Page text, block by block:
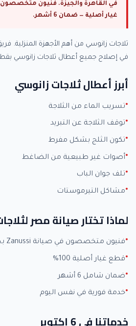
غيار أصلية — ضمان 6 أشهر.
ثلاجات زانوسي من أهم الأجهزة
في إصلاح جميع أعطال ثلاجات زانوسي
أبرز أعطال ثلاجات زانوسي
تسريب الماء من الثلاجة
توقف الثلاجة عن التبريد
تكون الثلج بشكل مفرط
أصوات غير طبيعية من الضاغط
تلف جوان الباب
مشاكل التيرموستات
لماذا تختار صيانة مصر
فنيون متخصصون في صيانة Zanussi بخبرة +15 عاماً
قطع غيار أصلية 100%
ضمان شامل 6 أشهر
خدمة فورية في نفس اليوم
خدماتنا في 6 اكتوبر